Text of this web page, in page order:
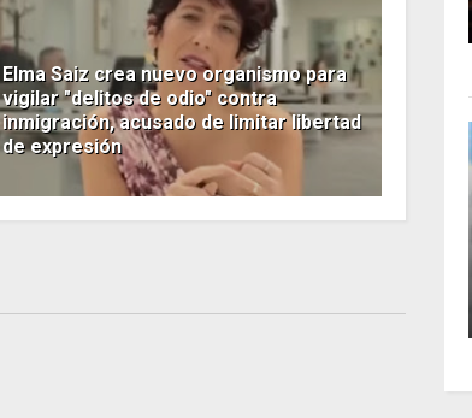
Elma Saiz crea nuevo organismo para
vigilar "delitos de odio" contra
inmigración, acusado de limitar libertad
de expresión